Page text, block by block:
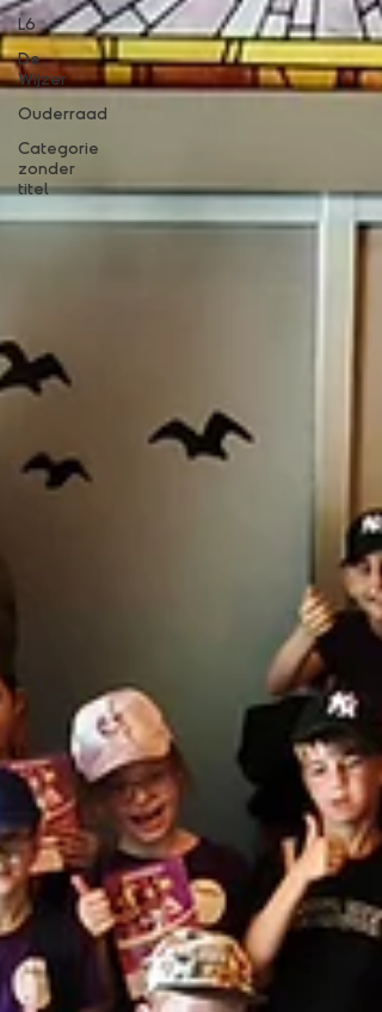
L6
De
Wijzer
Ouderraad
Categorie
zonder
titel